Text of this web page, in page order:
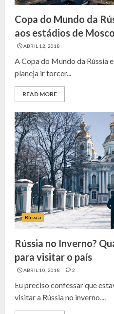
Copa do Mundo da
aos estádios de
ABRIL 12, 2018
A Copa do Mundo da Rússia
planeja ir torcer...
READ MORE
Rússia
Rússia no Inverno?
para visitar o país
ABRIL 10, 2018 2
Eu preciso confessar que
visitar a Rússia no inverno,...